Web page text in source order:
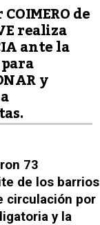
de
realiza
ante la
y
73
de los barrios
circulación por
y la